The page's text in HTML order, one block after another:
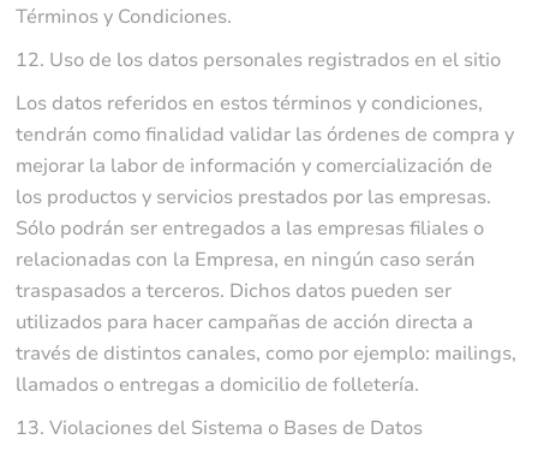
Términos y Condiciones.
12. Uso de los datos personales registrados en el sitio
Los datos referidos en estos términos y condiciones,
tendrán como finalidad validar las órdenes de compra y
mejorar la labor de información y comercialización de
los productos y servicios prestados por las empresas.
Sólo podrán ser entregados a las empresas filiales o
relacionadas con la Empresa, en ningún caso serán
traspasados a terceros. Dichos datos pueden ser
utilizados para hacer campañas de acción directa a
través de distintos canales, como por ejemplo: mailings,
llamados o entregas a domicilio de folletería.
13. Violaciones del Sistema o Bases de Datos